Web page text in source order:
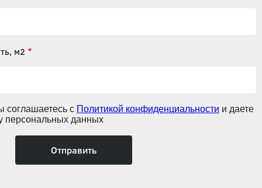
м2
соглашаетесь с Политикой конфиденциальности и даете
персональных данных